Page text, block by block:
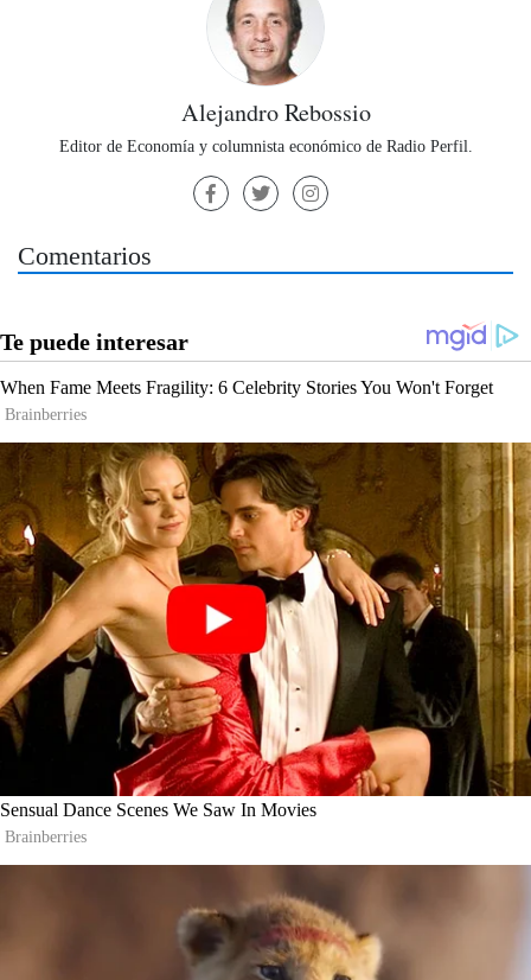
Alejandro Rebossio
Editor de Economía y columnista económico de Radio Perfil.
Comentarios